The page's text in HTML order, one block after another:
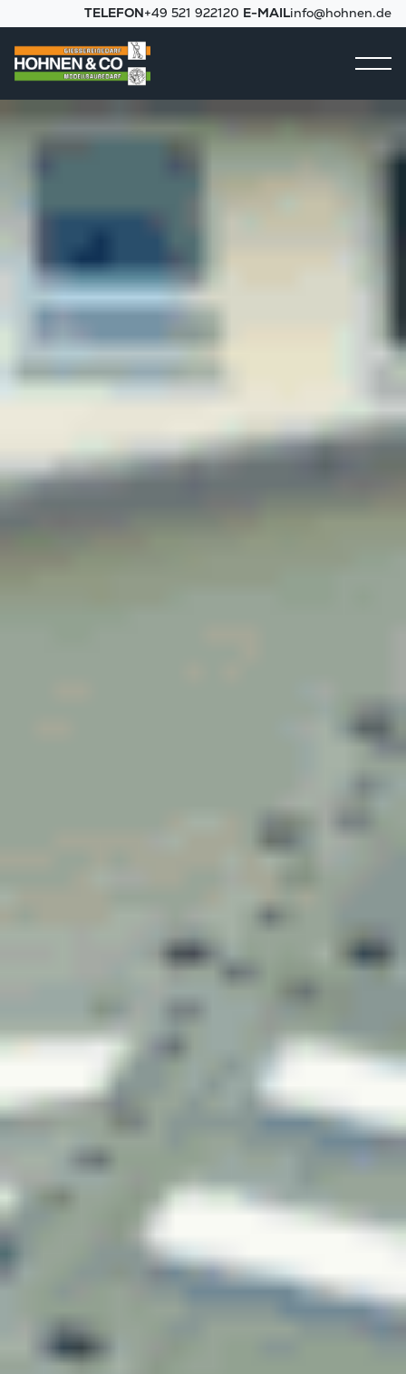
TELEFON+49 521 922120 E-MAILinfo@hohnen.de